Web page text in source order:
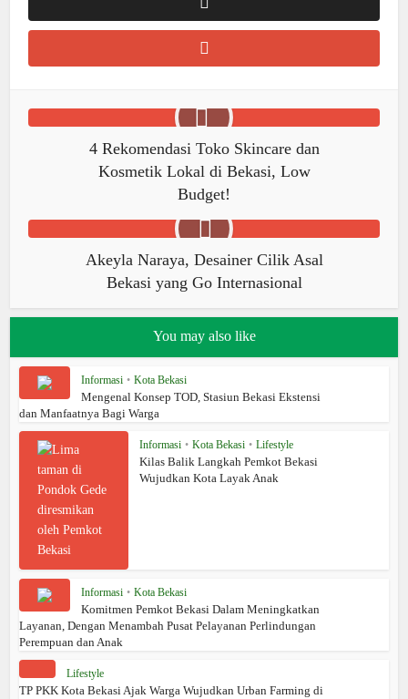
4 Rekomendasi Toko Skincare dan
Kosmetik Lokal di Bekasi, Low
Budget!
Akeyla Naraya, Desainer Cilik Asal
Bekasi yang Go Internasional
You may also like
Informasi • Kota Bekasi
Mengenal Konsep TOD, Stasiun Bekasi Ekstensi
dan Manfaatnya Bagi Warga
Informasi • Kota Bekasi • Lifestyle
Kilas Balik Langkah Pemkot Bekasi
Wujudkan Kota Layak Anak
Informasi • Kota Bekasi
Komitmen Pemkot Bekasi Dalam Meningkatkan
Layanan, Dengan Menambah Pusat Pelayanan Perlindungan
Perempuan dan Anak
Lifestyle
TP PKK Kota Bekasi Ajak Warga Wujudkan Urban Farming di